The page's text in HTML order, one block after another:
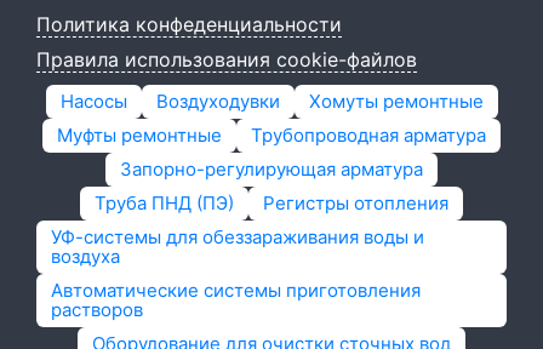
Политика конфеденциальности
Правила использования cookie-файлов
Насосы Воздуходувки
Хомуты ремонтные
Муфты ремонтные
Трубопроводная арматура
Запорно-регулирующая арматура
Труба ПНД (ПЭ)
Регистры отопления
УФ-системы для обеззараживания воды и
воздуха
Автоматические системы приготовления
растворов
Оборудование для очистки сточных вод